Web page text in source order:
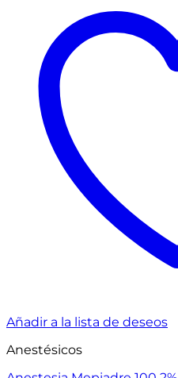
Añadir a la lista de deseos
Anestésicos